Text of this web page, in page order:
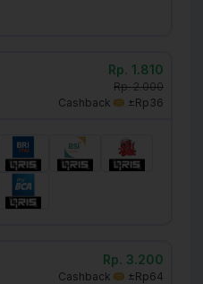
Rp. 1.810
Rp. 2.000
Cashback
±Rp36
Rp. 3.200
Cashback ±Rp64